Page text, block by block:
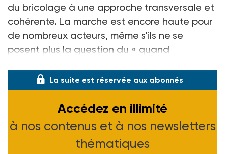
du bricolage à une approche transversale et
cohérente. La marche est encore haute pour
de nombreux acteurs, même s’ils ne se
posent plus la question du « quand
La suite est réservée aux abonnés
Accédez en illimité
à nos contenus et à nos newsletters
thématiques